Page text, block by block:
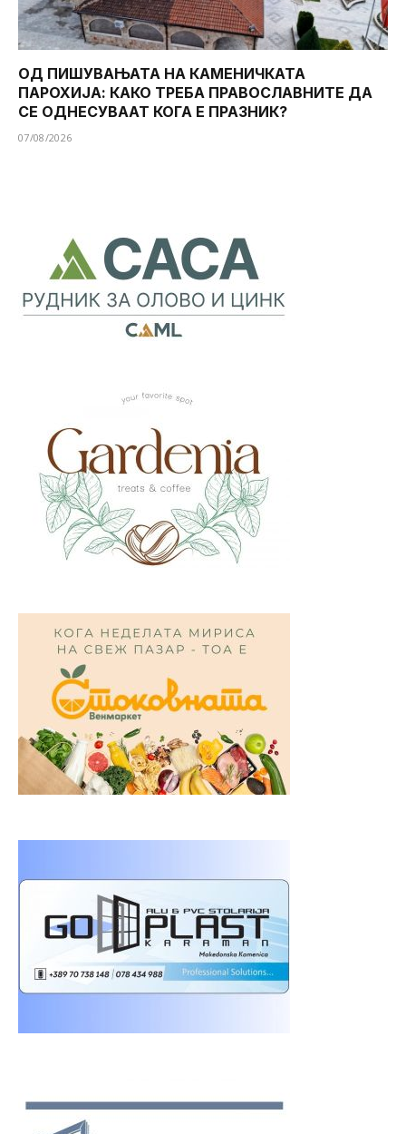
ОД ПИШУВАЊАТА НА КАМЕНИЧКАТА
ПАРОХИЈА: КАКО ТРЕБА ПРАВОСЛАВНИТЕ ДА
СЕ ОДНЕСУВААТ КОГА Е ПРАЗНИК?
07/08/2026